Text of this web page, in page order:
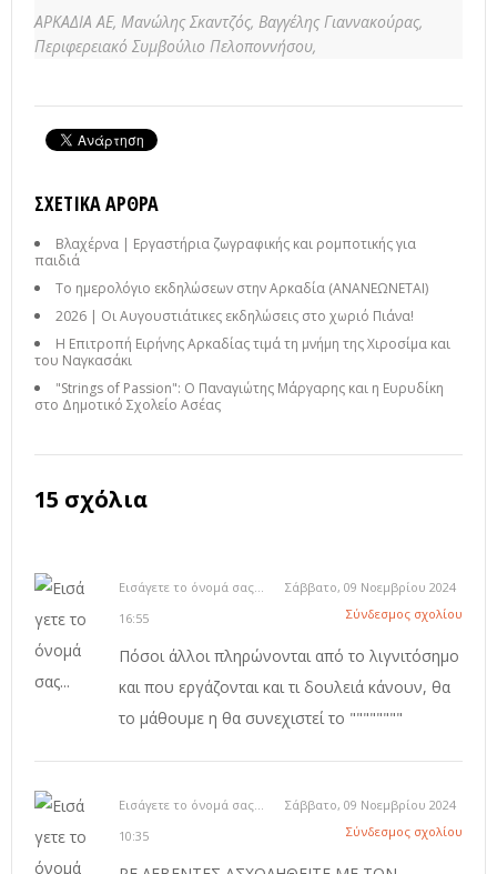
ΑΡΚΑΔΙΑ ΑΕ, Μανώλης Σκαντζός, Βαγγέλης Γιαννακούρας,
Περιφερειακό Συμβούλιο Πελοποννήσου,
ΣΧΕΤΙΚΆ ΆΡΘΡΑ
Βλαχέρνα | Εργαστήρια ζωγραφικής και ρομποτικής για
παιδιά
Το ημερολόγιο εκδηλώσεων στην Αρκαδία (ΑΝΑΝΕΩΝΕΤΑΙ)
2026 | Οι Αυγουστιάτικες εκδηλώσεις στο χωριό Πιάνα!
Η Επιτροπή Ειρήνης Αρκαδίας τιμά τη μνήμη της Χιροσίμα και
του Ναγκασάκι
"Strings of Passion": Ο Παναγιώτης Μάργαρης και η Ευρυδίκη
στο Δημοτικό Σχολείο Ασέας
15 σχόλια
Εισάγετε το όνομά σας...
Σάββατο, 09 Νοεμβρίου 2024
16:55
Σύνδεσμος σχολίου
Πόσοι άλλοι πληρώνονται από το λιγνιτόσημο
και που εργάζονται και τι δουλειά κάνουν, θα
το μάθουμε η θα συνεχιστεί το """"""""
Εισάγετε το όνομά σας...
Σάββατο, 09 Νοεμβρίου 2024
10:35
Σύνδεσμος σχολίου